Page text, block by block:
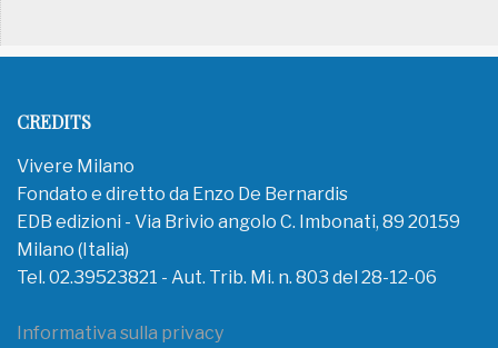
CREDITS
Vivere Milano
Fondato e diretto da Enzo De Bernardis
EDB edizioni - Via Brivio angolo C. Imbonati, 89 20159
Milano (Italia)
Tel. 02.39523821 - Aut. Trib. Mi. n. 803 del 28-12-06
Informativa sulla privacy